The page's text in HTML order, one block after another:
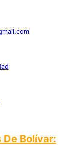
De Bolívar: